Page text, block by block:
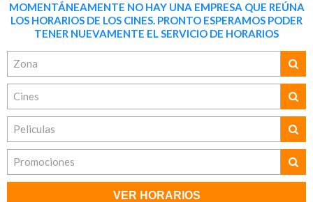
MOMENTÁNEAMENTE NO HAY UNA EMPRESA QUE REÚNA
LOS HORARIOS DE LOS CINES. PRONTO ESPERAMOS PODER
TENER NUEVAMENTE EL SERVICIO DE HORARIOS
Zona
Cines
Peliculas
Promociones
VER HORARIOS